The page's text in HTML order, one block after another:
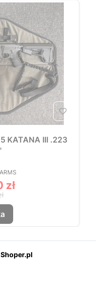
KATANA III .223
promocyjna
zł
Shoper.pl